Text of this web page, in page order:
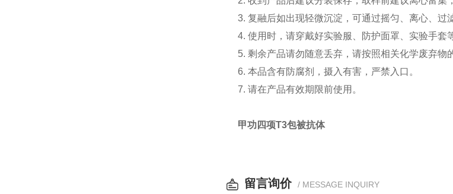
3. 复融后如出现轻微沉淀，可通过摇匀、离心、过
4. 使用时，请穿戴好实验服、防护面罩、实验手套
5. 剩余产品请勿随意丢弃，请按照相关化学废弃物
6. 本品含有防腐剂，摄入有害，严禁入口。
7. 请在产品有效期限前使用。
甲功四项T3包被抗体
留言询价 / MESSAGE INQUIRY